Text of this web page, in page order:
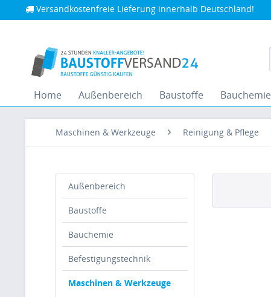
Versandkostenfreie Lieferung innerhalb Deutschland!
Home Außenbereich Baustoffe Bauchemie
Maschinen & Werkzeuge Reinigung & Pflege
Außenbereich
Baustoffe
Bauchemie
Befestigungstechnik
Maschinen & Werkzeuge